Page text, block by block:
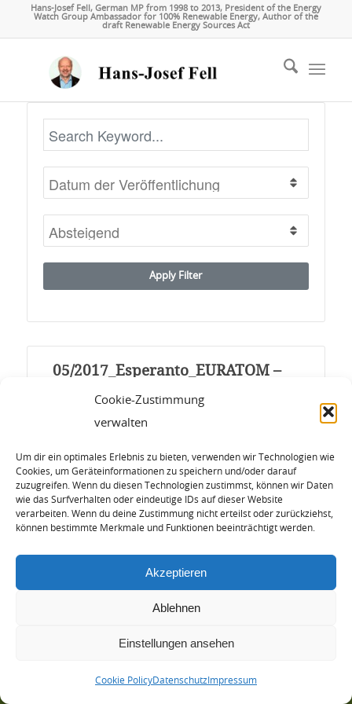
Cookie-Zustimmung
verwalten
Um dir ein optimales Erlebnis zu bieten, verwenden wir Technologien wie
Cookies, um Geräteinformationen zu speichern und/oder darauf
zuzugreifen. Wenn du diesen Technologien zustimmst, können wir Daten
wie das Surfverhalten oder eindeutige IDs auf dieser Website
verarbeiten. Wenn du deine Zustimmung nicht erteilst oder zurückziehst,
können bestimmte Merkmale und Funktionen beeinträchtigt werden.
Akzeptieren
Ablehnen
Einstellungen ansehen
Cookie PolicyDatenschutz Impressum
Hans-Josef Fell, German MP from 1998 to 2013, President of the Energy
Watch Group Ambassador for 100% Renewable Energy, Author of the
draft Renewable Energy Sources Act
Apply Filter
05/2017_Esperanto_EURATOM –
Europ-Unio
0.00 KB 1689 Downloads
3. Mai 2017
Download
© Copyright - Hans-Josef Fell | Arctur Internet Consulting